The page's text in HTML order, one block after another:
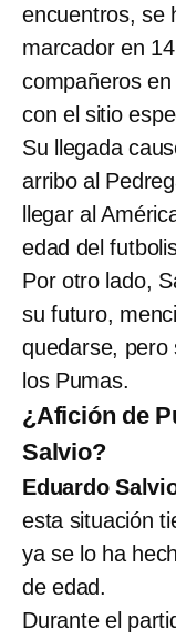
encuentros, se
marcador en
compañeros
con el sitio
Su llegada
arribo al
llegar al
edad del
Por otro lado,
su futuro,
quedarse, pero
los Pumas.
¿Afición de
Salvio?
Eduardo
esta situación
ya se lo ha
de edad.
Durante el